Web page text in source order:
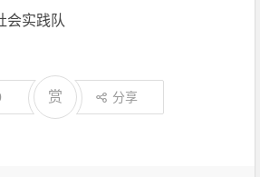
会实践队
赏 分享